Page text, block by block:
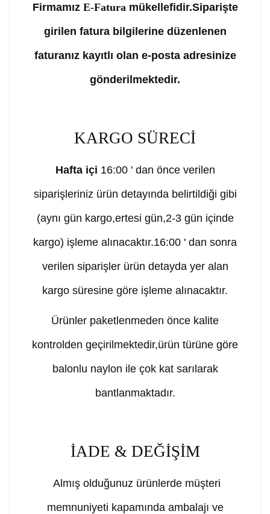
Firmamız E-Fatura mükellefidir.Siparişte
girilen fatura bilgilerine düzenlenen
faturanız kayıtlı olan e-posta adresinize
gönderilmektedir.
KARGO SÜRECİ
Hafta içi 16:00 ' dan önce verilen
siparişleriniz ürün detayında belirtildiği gibi
(aynı gün kargo,ertesi gün,2-3 gün içinde
kargo) işleme alınacaktır.16:00 ' dan sonra
verilen siparişler ürün detayda yer alan
kargo süresine göre işleme alınacaktır.
Ürünler paketlenmeden önce kalite
kontrolden geçirilmektedir,ürün türüne göre
balonlu naylon ile çok kat sarılarak
bantlanmaktadır.
İADE & DEĞİŞİM
Almış olduğunuz ürünlerde müşteri
memnuniyeti kapamında ambalajı ve